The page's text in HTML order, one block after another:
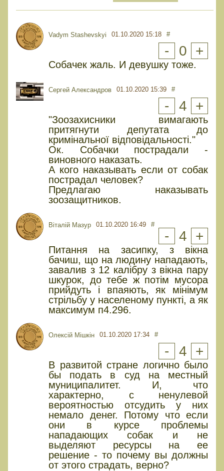
Vadym Stashevskyi 01.10.2020 15:18 #
- 0 +
Собачек жаль. И девушку тоже.
Сергей Александров 01.10.2020 15:39 #
- 4 +
"Зоозахисники вимагають
притягнути депутата до
кримінальної відповідальності."
Ок. Собачки пострадали -
виновного наказать.
А кого наказывать если от собак
пострадал человек?
Предлагаю наказывать
зоозащитников.
Віталій Мазур 01.10.2020 16:49 #
- 4 +
Питання на засипку, з вікна
бачиш, що на людину нападають,
завалив з 12 калібру з вікна пару
шкурок, до тебе ж потім мусора
прийдуть і впаяють, як мінімум
стрільбу у населеному пункті, а як
максимум п4.296.
Олексiй Мiшкiн 01.10.2020 17:34 #
- 4 +
В развитой стране логично было
бы подать в суд на местный
муниципалитет. И, что
характерно, с ненулевой
вероятностью отсудить у них
немало денег. Потому что если
они в курсе проблемы
нападающих собак и не
выделяют ресурсы на ее
решение - то почему вы должны
от этого страдать, верно?